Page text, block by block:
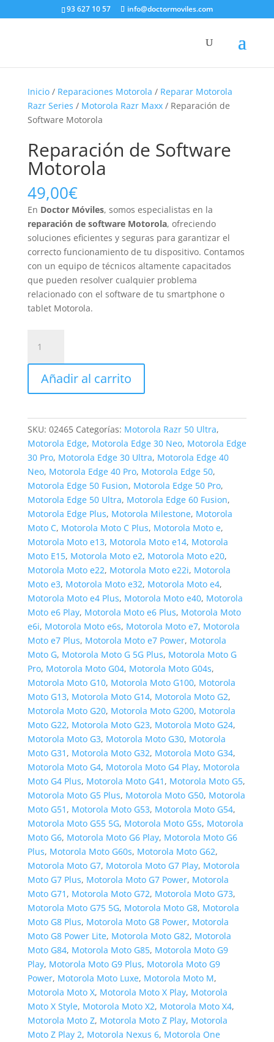
93 627 10 57 info@doctormoviles.com
Inicio/ Reparaciones Motorola / Reparar Motorola
Razr Series / Motorola Razr Maxx/ Reparación de
Software Motorola
Reparación de Software
Motorola
49,00€
En Doctor Móviles, somos especialistas en la
reparación de software Motorola, ofreciendo
soluciones eficientes y seguras para garantizar el
correcto funcionamiento de tu dispositivo. Contamos
con un equipo de técnicos altamente capacitados
que pueden resolver cualquier problema
relacionado con el software de tu smartphone o
tablet Motorola.
Software
Motorola
cantidad
Añadir al carrito
SKU: 02465 Categorías: Motorola Razr 50 Ultra,
Motorola Edge, Motorola Edge 30 Neo, Motorola Edge
30 Pro, Motorola Edge 30 Ultra, Motorola Edge 40
Neo, Motorola Edge 40 Pro, Motorola Edge 50,
Motorola Edge 50 Fusion, Motorola Edge 50 Pro,
Motorola Edge 50 Ultra, Motorola Edge 60 Fusion,
Motorola Edge Plus, Motorola Milestone, Motorola
Moto C, Motorola Moto C Plus, Motorola Moto e,
Motorola Moto e13, Motorola Moto e14, Motorola
Moto E15, Motorola Moto e2, Motorola Moto e20,
Motorola Moto e22, Motorola Moto e22i, Motorola
Moto e3, Motorola Moto e32, Motorola Moto e4,
Motorola Moto e4 Plus, Motorola Moto e40, Motorola
Moto e6 Play, Motorola Moto e6 Plus, Motorola Moto
e6i, Motorola Moto e6s, Motorola Moto e7, Motorola
Moto e7 Plus, Motorola Moto e7 Power, Motorola
Moto G, Motorola Moto G 5G Plus, Motorola Moto G
Pro, Motorola Moto G04, Motorola Moto G04s,
Motorola Moto G10, Motorola Moto G100, Motorola
Moto G13, Motorola Moto G14, Motorola Moto G2,
Motorola Moto G20, Motorola Moto G200, Motorola
Moto G22, Motorola Moto G23, Motorola Moto G24,
Motorola Moto G3, Motorola Moto G30, Motorola
Moto G31 , Motorola Moto G32, Motorola Moto G34,
Motorola Moto G4, Motorola Moto G4 Play, Motorola
Moto G4 Plus, Motorola Moto G41 , Motorola Moto G5,
Motorola Moto G5 Plus, Motorola Moto G50, Motorola
Moto G51 , Motorola Moto G53, Motorola Moto G54,
Motorola Moto G55 5G, Motorola Moto G5s, Motorola
Moto G6, Motorola Moto G6 Play, Motorola Moto G6
Plus, Motorola Moto G60s, Motorola Moto G62,
Motorola Moto G7, Motorola Moto G7 Play, Motorola
Moto G7 Plus, Motorola Moto G7 Power, Motorola
Moto G71 , Motorola Moto G72, Motorola Moto G73,
Motorola Moto G75 5G, Motorola Moto G8, Motorola
Moto G8 Plus, Motorola Moto G8 Power, Motorola
Moto G8 Power Lite, Motorola Moto G82, Motorola
Moto G84, Motorola Moto G85, Motorola Moto G9
Play, Motorola Moto G9 Plus, Motorola Moto G9
Power, Motorola Moto Luxe, Motorola Moto M,
Motorola Moto X, Motorola Moto X Play, Motorola
Moto X Style, Motorola Moto X2, Motorola Moto X4,
Motorola Moto Z, Motorola Moto Z Play, Motorola
Moto Z Play 2, Motorola Nexus 6, Motorola One